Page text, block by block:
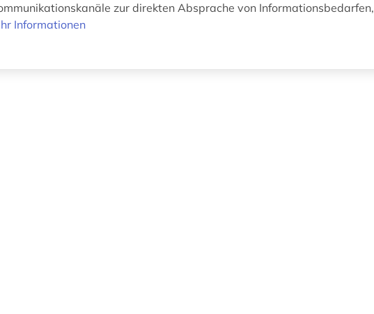
zur direkten Absprache von Informationsbedarfen,
Informationen